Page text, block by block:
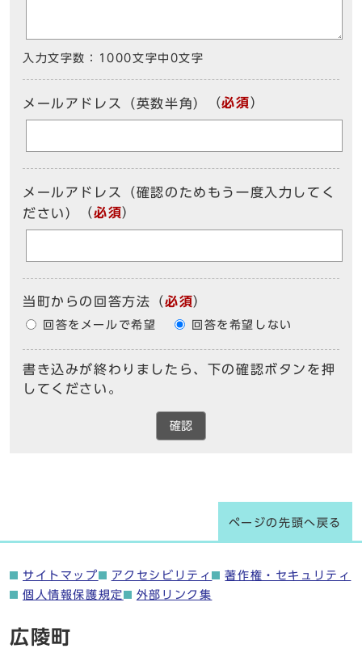
入力文字数： 1000文字中 0文字
メールアドレス（英数半角） （必須）
メールアドレス（確認のためもう一度入力してく
ださい）
（必須）
当町からの回答方法 （必須）
回答をメールで希望 回答を希望しない
書き込みが終わりましたら、下の確認ボタンを押
してください。
確認
ページの先頭へ戻る
サイトマップ アクセシビリティ
著作権・セキュリティ
個人情報保護規定
外部リンク集
広陵町